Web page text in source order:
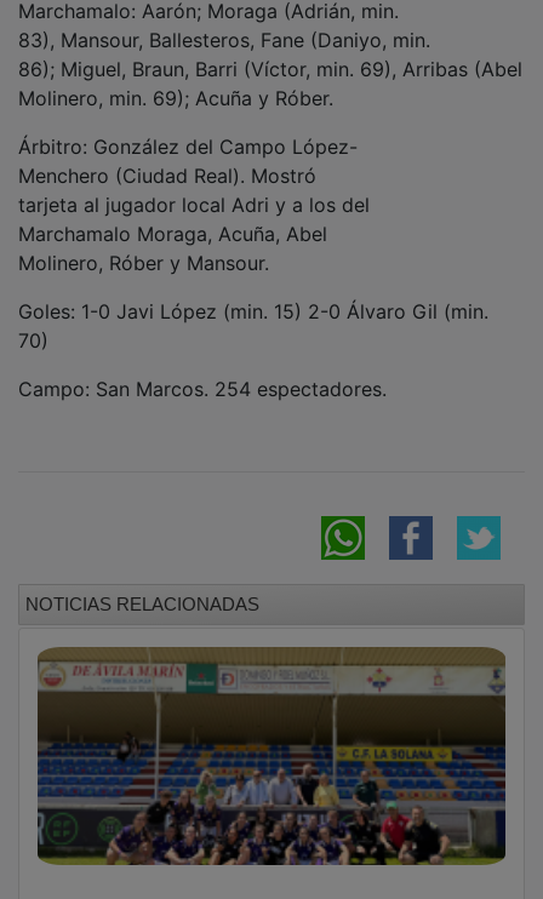
83), Mansour, Ballesteros, Fane (Daniyo, min.
86); Miguel, Braun, Barri (Víctor, min. 69), Arribas (Abel
Molinero, min. 69); Acuña y Róber.
Árbitro: González del Campo López-
Menchero (Ciudad Real). Mostró
tarjeta al jugador local Adri y a los del
Marchamalo Moraga, Acuña, Abel
Molinero, Róber y Mansour.
Goles: 1-0 Javi López (min. 15) 2-0 Álvaro Gil (min.
70)